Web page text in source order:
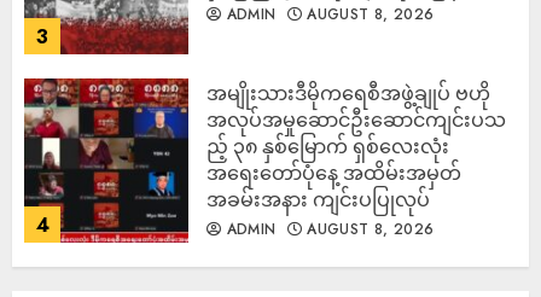
3
ADMIN AUGUST 8, 2026
4
အမျိုးသားဒီမိုကရေစီအဖွဲ့ချုပ် ဗဟို
အလုပ်အမှုဆောင်ဦးဆောင်ကျင်းပသ
ည့် ၃၈ နှစ်မြောက် ရှစ်လေးလုံး
အရေးတော်ပုံနေ့ အထိမ်းအမှတ်
အခမ်းအနား ကျင်းပပြုလုပ်
ADMIN AUGUST 8, 2026